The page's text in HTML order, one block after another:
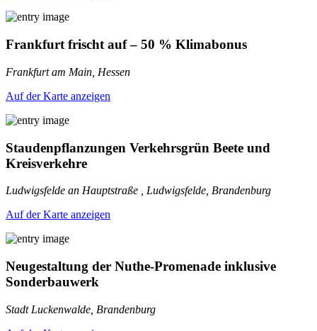
Frankfurt frischt auf – 50 % Klimabonus
Frankfurt am Main, Hessen
Auf der Karte anzeigen
Staudenpflanzungen Verkehrsgrün Beete und
Kreisverkehre
Ludwigsfelde an Hauptstraße , Ludwigsfelde, Brandenburg
Auf der Karte anzeigen
Neugestaltung der Nuthe-Promenade inklusive
Sonderbauwerk
Stadt Luckenwalde, Brandenburg